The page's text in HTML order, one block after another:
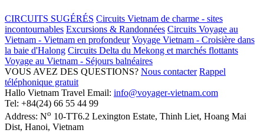
CIRCUITS SUGÉRÉS Circuits Vietnam de charme - sites
incontournables Excursions & Randonnées Circuits Voyage au
Vietnam - Vietnam en profondeur Voyage Vietnam - Croisière dans
la baie d'Halong Circuits Delta du Mekong et marchés flottants
Voyage au Vietnam - Séjours balnéaires
VOUS AVEZ DES QUESTIONS? Nous contacter Rappel
téléphonique gratuit
Hallo Vietnam Travel Email: info@voyager-vietnam.com
Tel: +84(24) 66 55 44 99
Address: No 10-TT6.2 Lexington Estate, Thinh Liet, Hoang Mai
Dist, Hanoi, Vietnam